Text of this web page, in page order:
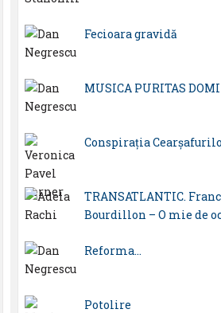
Fecioara gravidă
MUSICA PURITAS
Conspirația
TRANSATLANTIC.
Bourdillon – O mie de
Reforma…
Potolire